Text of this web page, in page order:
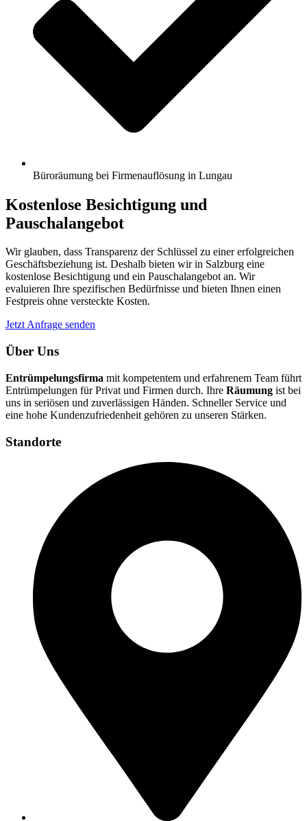
Büroräumung bei Firmenauflösung in Lungau
Kostenlose Besichtigung und
Pauschalangebot
Wir glauben, dass Transparenz der Schlüssel zu einer erfolgreichen
Geschäftsbeziehung ist. Deshalb bieten wir in Salzburg eine
kostenlose Besichtigung und ein Pauschalangebot an. Wir
evaluieren Ihre spezifischen Bedürfnisse und bieten Ihnen einen
Festpreis ohne versteckte Kosten.
Jetzt Anfrage senden
Über Uns
Entrümpelungsfirma mit kompetentem und erfahrenem Team führt
Entrümpelungen für Privat und Firmen durch. Ihre Räumung ist bei
uns in seriösen und zuverlässigen Händen. Schneller Service und
eine hohe Kundenzufriedenheit gehören zu unseren Stärken.
Standorte